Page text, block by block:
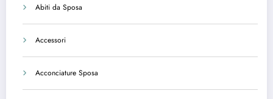
Abiti da Sposa
Accessori
Acconciature Sposa